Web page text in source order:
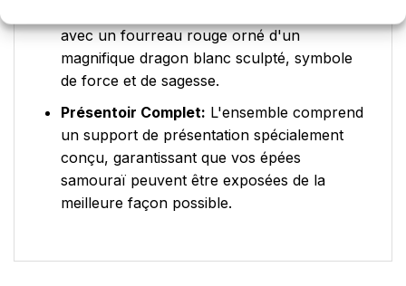
avec un fourreau rouge orné d'un
magnifique dragon blanc sculpté, symbole
de force et de sagesse.
Présentoir Complet: L'ensemble comprend
un support de présentation spécialement
conçu, garantissant que vos épées
samouraï peuvent être exposées de la
meilleure façon possible.